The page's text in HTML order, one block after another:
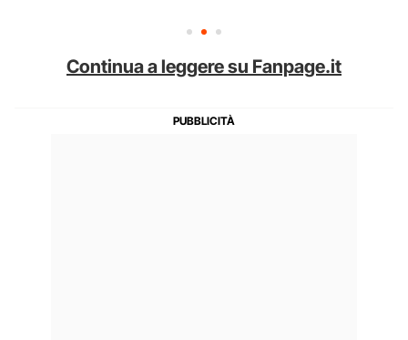
Continua a leggere su Fanpage.it